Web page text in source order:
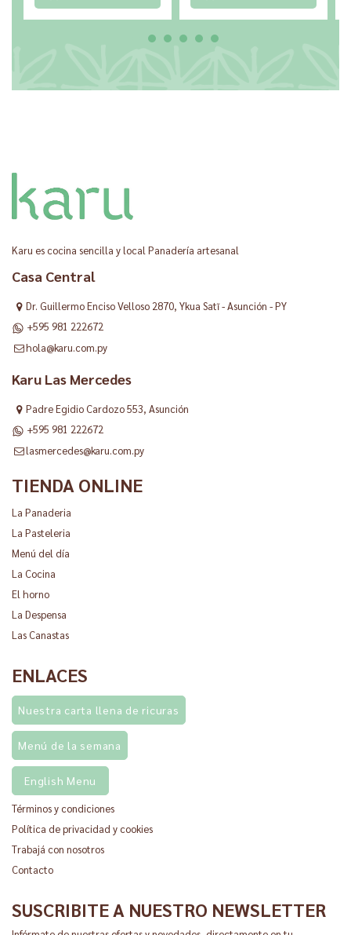
Karu es cocina sencilla y local Panadería artesanal
Casa Central
Dr. Guillermo Enciso Velloso 2870, Ykua Satĩ - Asunción - PY
+595 981 222672
hola@karu.com.py
Karu Las Mercedes
Padre Egidio Cardozo 553, Asunción
+595 981 222672
lasmercedes@karu.com.py
TIENDA ONLINE
La Panaderia
La Pasteleria
Menú del día
La Cocina
El horno
La Despensa
Las Canastas
ENLACES
Nuestra carta llena de ricuras
Menú de la semana
English Menu
Términos y condiciones
Política de privacidad y cookies
Trabajá con nosotros
Contacto
SUSCRIBITE A NUESTRO NEWSLETTER